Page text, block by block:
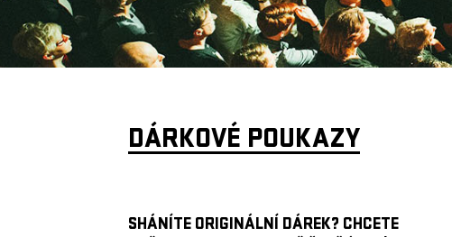
DÁRKOVÉ POUKAZY
SHÁNÍTE ORIGINÁLNÍ DÁREK? CHCETE